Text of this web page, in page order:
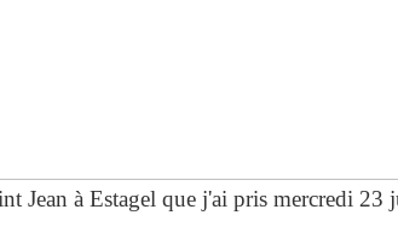
Jean à Estagel que j'ai pris mercredi 23